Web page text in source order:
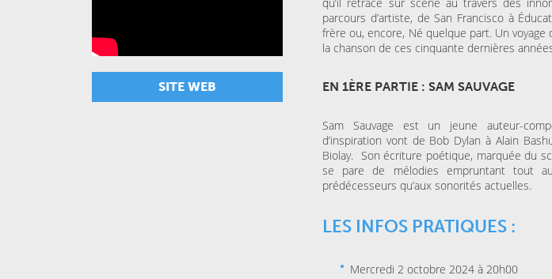
SITE WEB
parcours d’artiste, de San Francisco à
frère ou, encore, Né quelque part. Un voyage
la chanson de ces cinquante dernières
EN 1ÈRE PARTIE : SAM SAUVAGE
Sam Sauvage est un jeune auteur-
d’inspiration vont de Bob Dylan à Alain
Biolay. Son écriture poétique, marquée du
se pare de mélodies empruntant tout
prédécesseurs qu’aux sonorités actuelles.
LES INFOS PRATIQUES :
Mercredi 2 octobre 2024 à 20h00